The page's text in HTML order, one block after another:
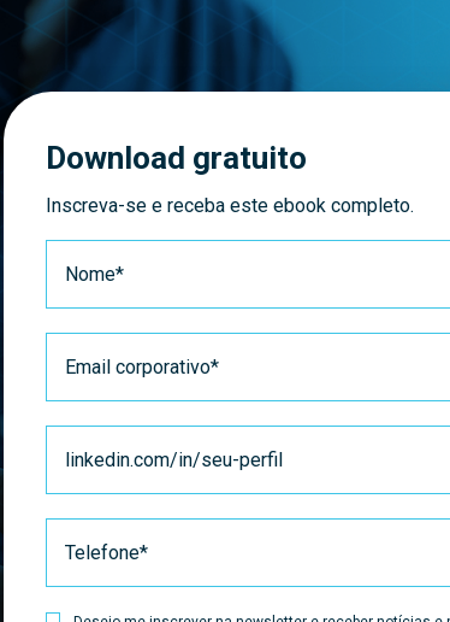
Download gratuito
Inscreva-se e receba este ebook completo.